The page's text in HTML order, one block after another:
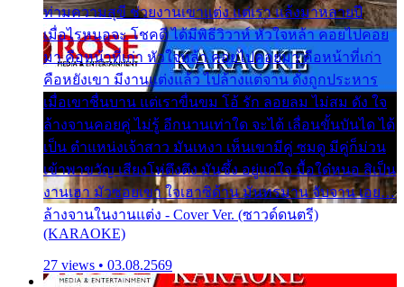
ท่ามความสุขี ช่วยงานเขาแต่ง แต่เรา แล้งมาหลายปี
เมื่อไรหนอจะ โชคดี ได้มีพิธีวิวาห์ หัวใจหล้า คอยไปคอย
มา คือหน้าที่เก่า หัวใจหล้า คอยไปคอยมา คือหน้าที่เก่า
คือหยังเขา มีงานแต่งแล้ว ไปล้างแต่จาน ดั่งถูกประหาร
เมื่อเขาชื่นบาน แต่เราขื่นขม โอ้ รัก ลอยลม ไม่สม ดัง ใจ
ล้างจานคอยคู่ ไม่รู้ อีกนานเท่าใด จะได้ เลื่อนขั้นบันได ได้
เป็น ตำแหน่งเจ้าสาว มันเหงา เห็นเขามีคู่ ซมดู มีคู่ก็ม่วน
เข้าพาขวัญ เสียงโห่ตึงตึง มันซึ้ง อยู่แก่ใจ มื้อใด๋หนอ สิเป็น
งานเฮา มัวซอยเขา ใจเฮาซิด้าน มันทรมาน จับจาน เอย…
ล้างจานในงานแต่ง - Cover Ver. (ซาวด์ดนตรี)
(KARAOKE)
27 views • 03.08.2569